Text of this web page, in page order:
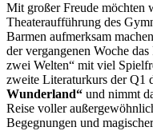
Mit großer Freude möchten
Theateraufführung des
Barmen aufmerksam
der vergangenen Woche
zwei Welten“ mit viel
zweite Literaturkurs der Q1
Wunderland“ und nimmt
Reise voller
Begegnungen und